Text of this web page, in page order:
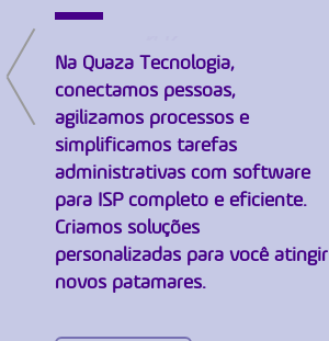
Na Quaza Tecnologia,
conectamos pessoas,
agilizamos processos e
simplificamos tarefas
administrativas com software
para ISP completo e eficiente.
Criamos soluções
personalizadas para você atingir
novos patamares.